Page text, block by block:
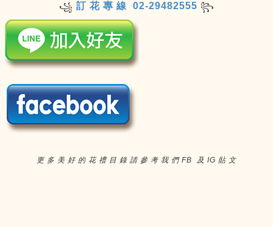
꧁ 訂 花 專 線 02-29482555 ꧂
更 多 美 好 的 花 禮 目 錄 請 參 考 我 們 FB 及 IG 貼 文